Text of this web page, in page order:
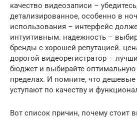
качество видеозаписи –
детализированное, особенно в
использования – интерфейс
интуитивным. надежность –
бренды с хорошей репутацией.
дорогой видеорегистратор –
бюджет и выбирайте оптимальную
пределах. И помните, что
уступают по качеству и
Вот список причин, почему стоит